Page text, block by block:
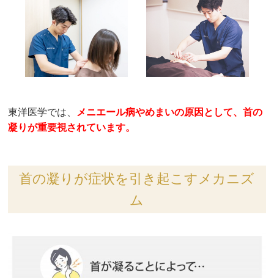
東洋医学では、
メニエール病やめまいの原因として、首の
凝りが重要視されています。
首の凝りが症状を引き起こすメカニズ
ム